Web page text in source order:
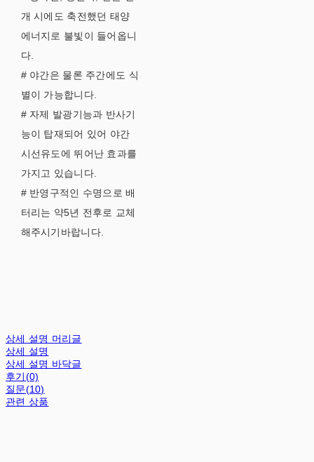
개 시에도 축전했던 태양
에너지로 불빛이 들어옵니
다.
# 야간은 물론 주간에도 식
별이 가능합니다.
# 자제 발광기능과 반사기
능이 탑재되어 있어 야간
시선유도에 뛰어난 효과를
가지고 있습니다.
# 반영구적인 수명으로 배
터리는 약5년 전후로 교체
해주시기바랍니다.
상세 설명 머리글
상세 설명
상세 설명 바닥글
후기(0)
질문(10)
관련 상품